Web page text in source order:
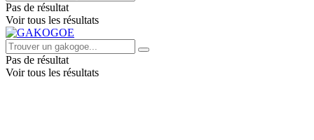
Pas de résultat
Voir tous les résultats
Pas de résultat
Voir tous les résultats